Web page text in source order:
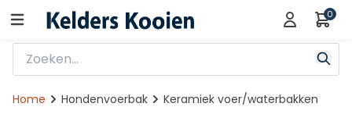
0
Home Hondenvoerbak Keramiek voer/waterbakken